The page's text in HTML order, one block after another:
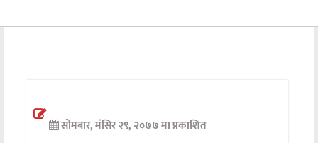
अन्तर्वार्ता
सोमबार, मंसिर २९, २०७७ मा प्रकाशित